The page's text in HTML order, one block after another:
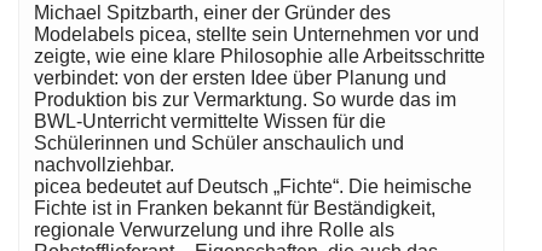
Michael Spitzbarth, einer der Gründer des
Modelabels picea, stellte sein Unternehmen vor und
zeigte, wie eine klare Philosophie alle Arbeitsschritte
verbindet: von der ersten Idee über Planung und
Produktion bis zur Vermarktung. So wurde das im
BWL-Unterricht vermittelte Wissen für die
Schülerinnen und Schüler anschaulich und
nachvollziehbar.
picea bedeutet auf Deutsch „Fichte“. Die heimische
Fichte ist in Franken bekannt für Beständigkeit,
regionale Verwurzelung und ihre Rolle als